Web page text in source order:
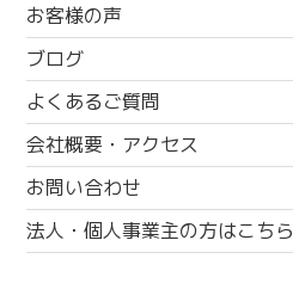
お客様の声
ブログ
よくあるご質問
会社概要・アクセス
お問い合わせ
法人・個人事業主の方はこちら